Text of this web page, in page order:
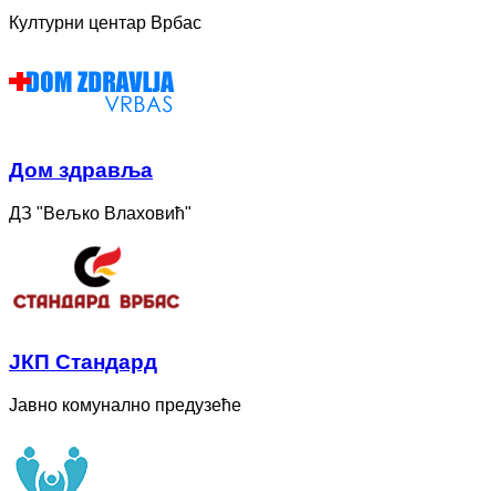
Културни центар Врбас
Дом здравља
ДЗ "Вељко Влаховић"
ЈКП Стандард
Јавно комунално предузеће